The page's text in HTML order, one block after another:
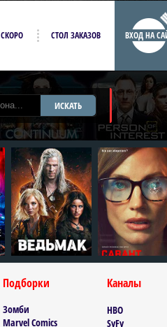
ВХОД НА
СКОРО СТОЛ ЗАКАЗОВ
ИСКАТЬ
Подборки
Зомби
Marvel Comics
Каналы
HBO
SyFy